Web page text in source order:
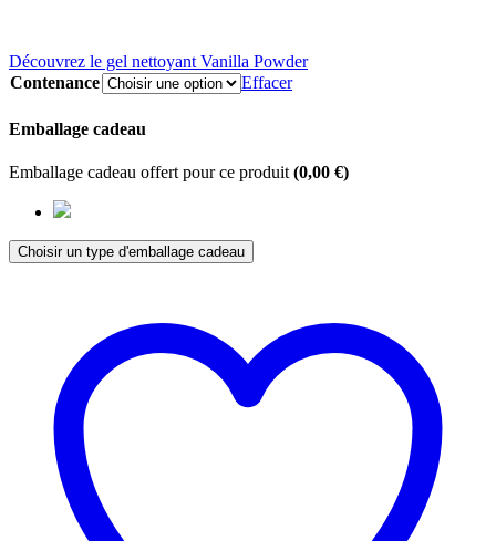
Découvrez le gel nettoyant Vanilla Powder
Contenance
Effacer
Emballage cadeau
Emballage cadeau offert pour ce produit (0,00 €)